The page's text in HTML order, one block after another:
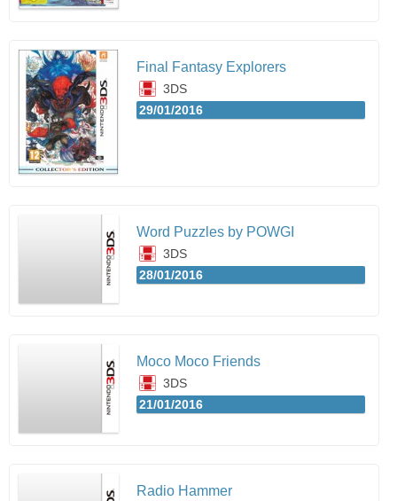
Final Fantasy Explorers
3DS
29/01/2016
Word Puzzles by POWGI
3DS
28/01/2016
Moco Moco Friends
3DS
21/01/2016
Radio Hammer